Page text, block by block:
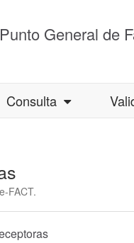
Punto General de
Consulta
FACT.